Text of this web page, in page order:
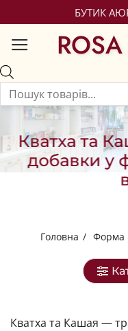
БУТИК
ROSA
Кватха та
добавки у
Головна / Форма
Кватха та Кашая —